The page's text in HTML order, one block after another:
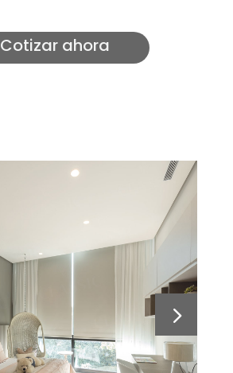
Cotizar ahora